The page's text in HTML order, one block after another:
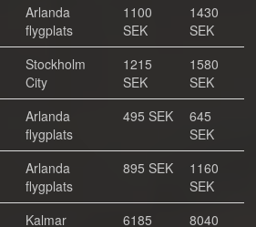
Arlanda
flygplats
1100
SEK
1430
SEK
Stockholm
City
1215
SEK
1580
SEK
Arlanda
flygplats
495 SEK
645
SEK
Arlanda
flygplats
895 SEK
1160
SEK
Kalmar
6185
8040